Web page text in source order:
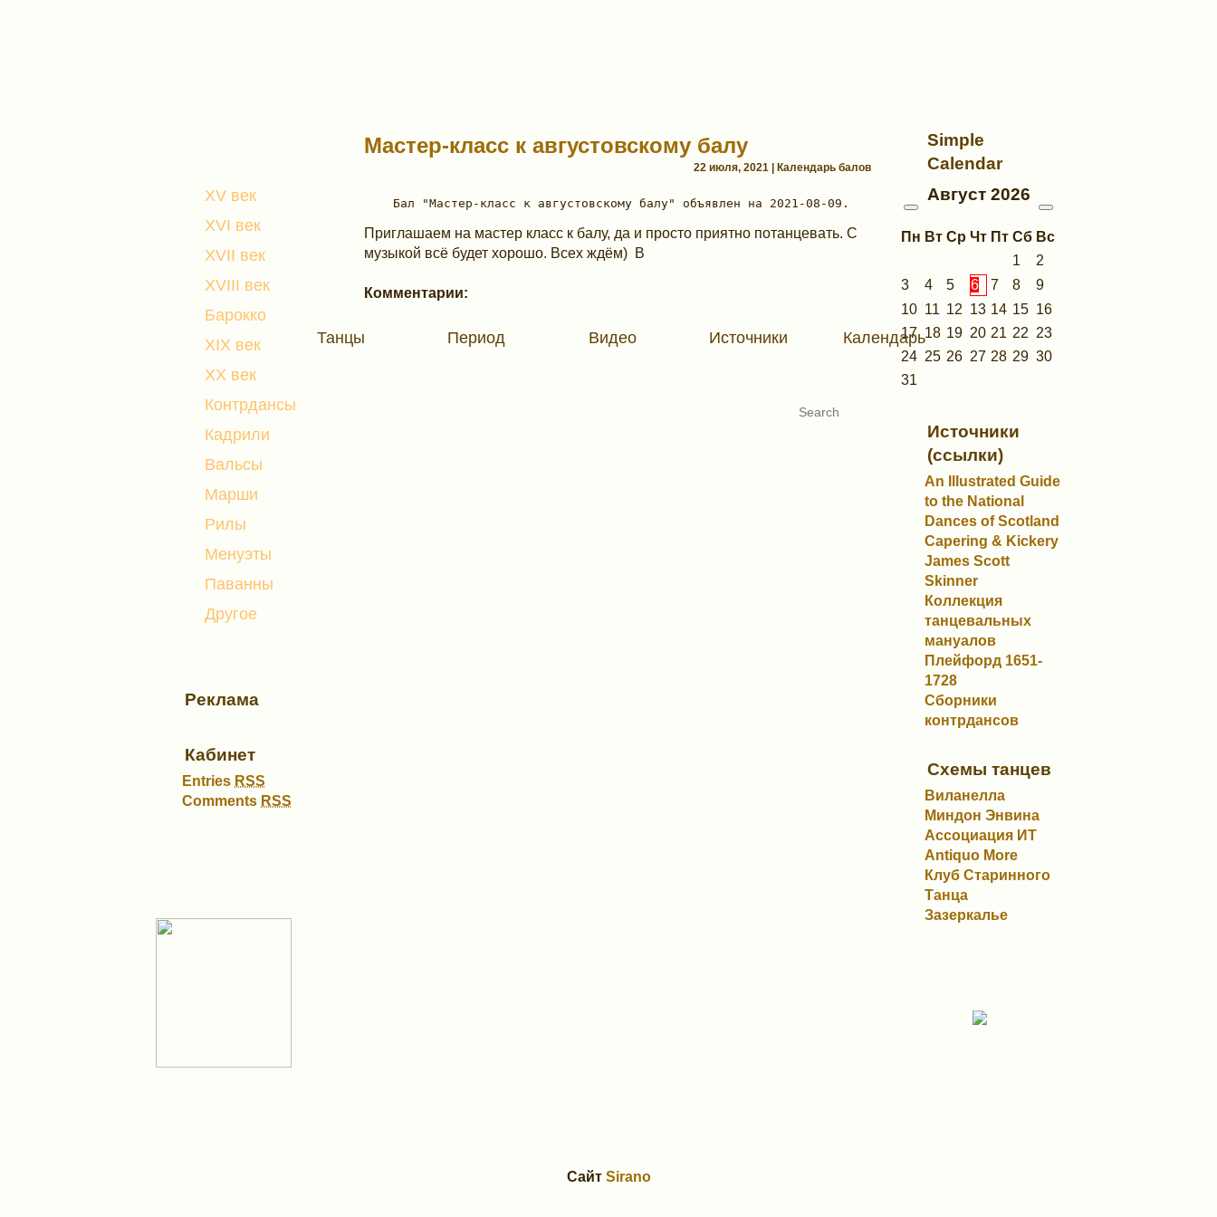
Танцы Период Видео Источники Календарь
XV век
XVI век
XVII век
XVIII век
Барокко
XIX век
XX век
Контрдансы
Кадрили
Вальсы
Марши
Рилы
Менуэты
Паванны
Другое
Реклама
Кабинет
Entries RSS
Comments RSS
Мастер-класс к августовскому балу
22 июля, 2021 | Календарь балов
Приглашаем на мастер класс к балу, да и просто приятно потанцевать. С
музыкой всё будет хорошо. Всех ждём) В
Комментарии:
Simple
Calendar
Август 2026
Пн Вт Ср Чт Пт Сб Вс
1
2
3
4 5 6 7 8
9
10 11 12 13 14 15 16
17 18 19 20 21 22 23
24 25 26 27 28 29 30
31
Источники
(ссылки)
An Illustrated Guide
to the National
Dances of Scotland
Capering & Kickery
James Scott
Skinner
Коллекция
танцевальных
мануалов
Плейфорд 1651-
1728
Сборники
контрдансов
Схемы танцев
Виланелла
Миндон Энвина
Ассоциация ИТ
Antiquo More
Клуб Старинного
Танца
Зазеркалье
Сайт Sirano